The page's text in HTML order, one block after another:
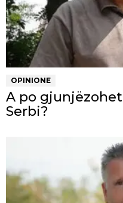
OPINIONE
A po gjunjëzohet
Serbi?